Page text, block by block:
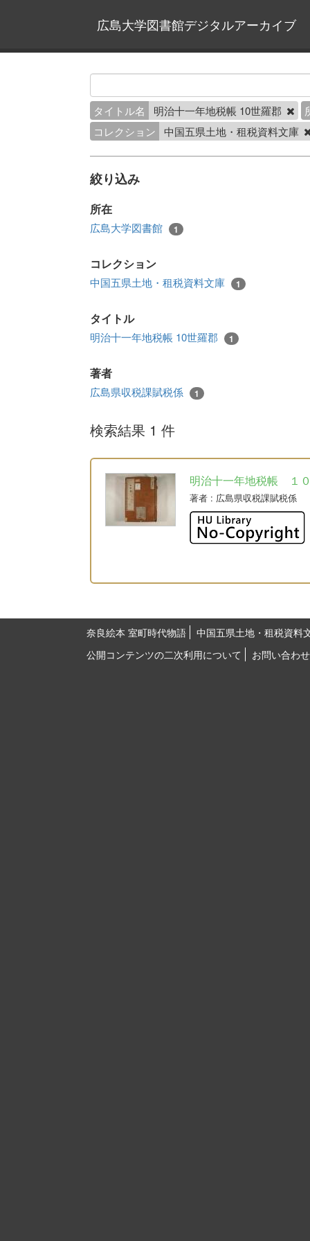
広島大学図書館デジタルアーカイブ
タイトル名 明治十一年地税帳 10世羅郡
コレクション
中国五県土地・租税資料文庫
絞り込み
所在
広島大学図書館 1
コレクション
中国五県土地・租税資料文庫 1
タイトル
明治十一年地税帳 10世羅郡 1
著者
広島県収税課賦税係 1
検索結果 1 件
明治十一年地税帳 １
著者 : 広島県収税課賦税係
奈良絵本 室町時代物語
中国五県土地・租税資料
公開コンテンツの二次利用について
お問い合わせ